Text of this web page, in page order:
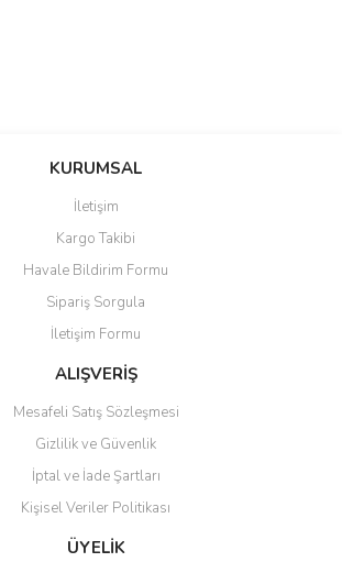
Bu ürüne ilk yorumu siz yapın!
hakkında henüz soru sorulmamış.
bozuk veya görüntülenemiyor.
eksik bilgiler bulunuyor.
hatalar bulunuyor.
sitelerden daha pahalı.
farklı alternatifler olmalı.
Gönder
KURUMSAL
İletişim
Kargo Takibi
Havale Bildirim Formu
Sipariş Sorgula
İletişim Formu
ALIŞVERİŞ
Mesafeli Satış Sözleşmesi
Gizlilik ve Güvenlik
İptal ve İade Şartları
Kişisel Veriler Politikası
ÜYELİK